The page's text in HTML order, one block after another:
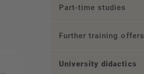
Part-time studies
Further training offers
University didactics